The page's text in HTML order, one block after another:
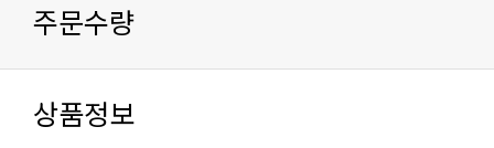
주문수량
상품정보